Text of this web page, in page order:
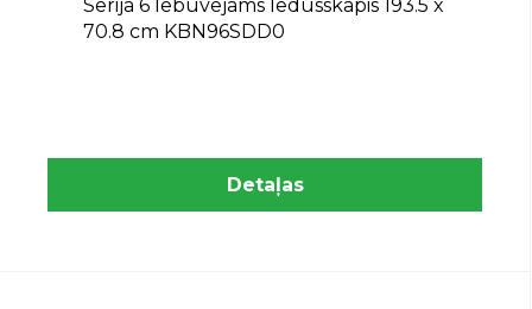
Sērija 6 Iebūvējams ledusskapis 193.5 x
70.8 cm KBN96SDD0
Detaļas